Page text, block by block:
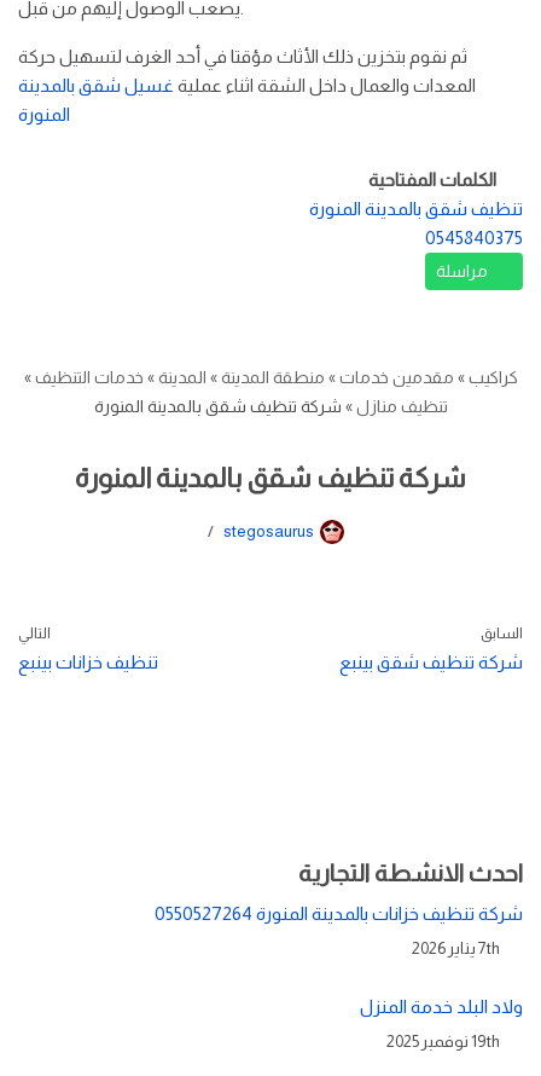
ثم نقوم بتخزين ذلك الأثاث مؤقتا في أحد الغرف لتسهيل حركة
المعدات والعمال داخل الشقة اثناء عملية غسيل شقق بالمدينة
المنورة
الكلمات المفتاحية
تنظيف شقق بالمدينة المنورة
0545840375
مراسلة
كراكيب» مقدمين خدمات» منطقة المدينة» المدينة» خدمات التنظيف»
تنظيف منازل» شركة تنظيف شقق بالمدينة المنورة
شركة تنظيف شقق بالمدينة المنورة
stegosaurus
السابق
شركة تنظيف شقق بينبع
التالي
تنظيف خزانات بينبع
احدث الانشطة التجارية
شركة تنظيف خزانات بالمدينة المنورة 0550527264
7th يناير 2026
ولاد البلد خدمة المنزل
19th نوفمبر 2025